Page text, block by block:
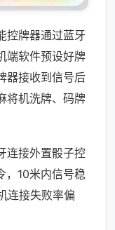
控牌器通过蓝牙
端软件预设好牌
器接收到信号后
将机洗牌、码牌
连接外置骰子控
，10米内信号稳
连接失败率偏